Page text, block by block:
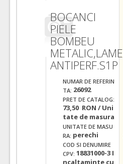
BOCANCI
PIELE
BOMBEU
ANTIPERF.S1P
NUMAR DE REFERIN
TA: 26092
PRET DE CATALOG:
73,50 RON / Uni
tate de masura
UNITATE DE MASU
RA: perechi
COD SI DENUMIRE
CPV: 18831000-3 I
ncaltaminte cu